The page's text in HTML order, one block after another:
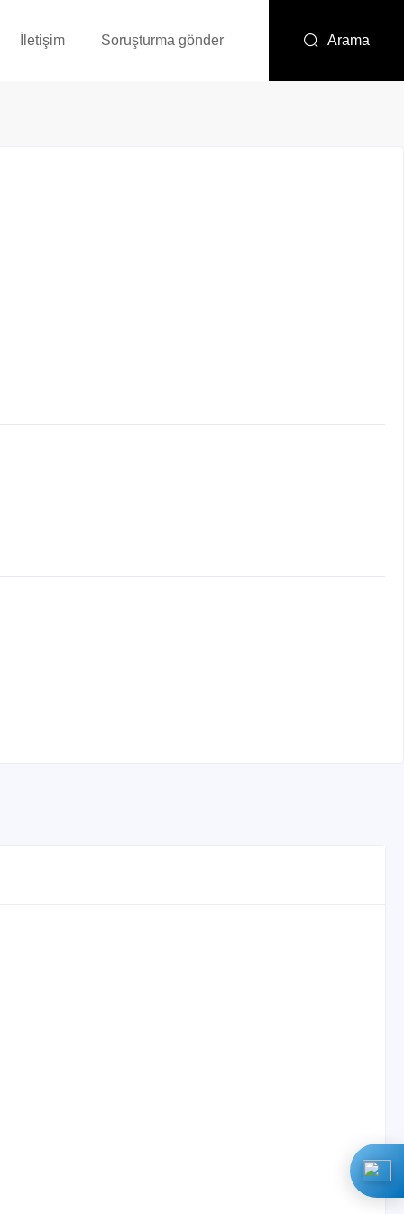
İletişim Soruşturma gönder Arama